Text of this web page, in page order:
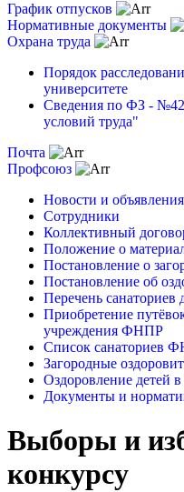
График отпусков
Нормативные документы
Охрана труда
Порядок
университете
Сведения по ФЗ -
условий труда"
Почта
Профсоюз
Новости и объявления
Сотрудники
Коллективный
Положение о
Постановление о
Постановление об
Перечень санаториев
Приобретение
учреждения ФНПР
Список санаториев
Загородные
Оздоровление детей
Документы и
Выборы и
конкурсу